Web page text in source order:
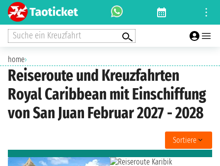
Suche ein Kreuzfahrt
home›
Reiseroute und Kreuzfahrten
Royal Caribbean mit Einschiffung
von San Juan Februar 2027 - 2028
Sortiere